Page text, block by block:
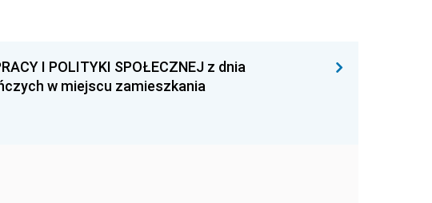
I POLITYKI SPOŁECZNEJ z dnia
w miejscu zamieszkania